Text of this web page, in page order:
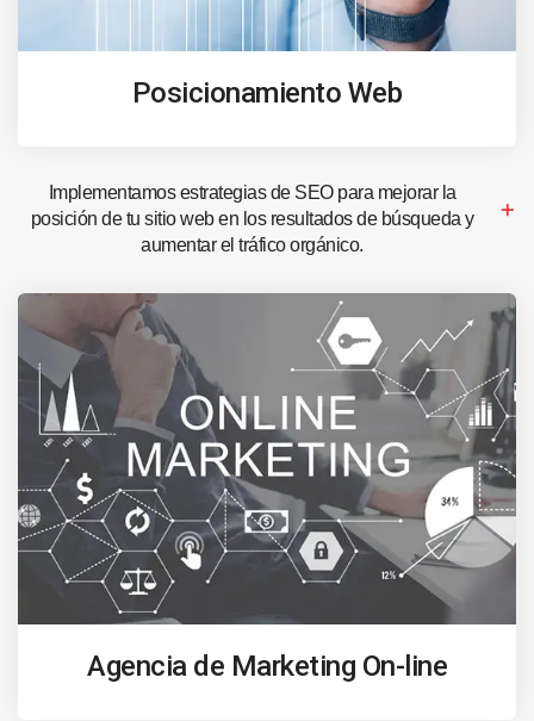
Posicionamiento Web
Implementamos estrategias de SEO para mejorar la
posición de tu sitio web en los resultados de búsqueda y
aumentar el tráfico orgánico.
Agencia de Marketing On-line